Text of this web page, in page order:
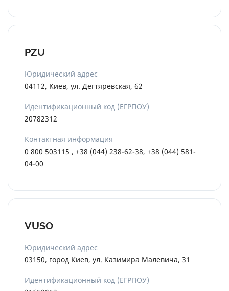
PZU
Юридический адрес
04112, Киев, ул. Дегтяревская, 62
Идентификационный код (ЕГРПОУ)
20782312
Контактная информация
0 800 503115 , +38 (044) 238-62-38, +38 (044) 581-
04-00
VUSO
Юридический адрес
03150, город Киев, ул. Казимира Малевича, 31
Идентификационный код (ЕГРПОУ)